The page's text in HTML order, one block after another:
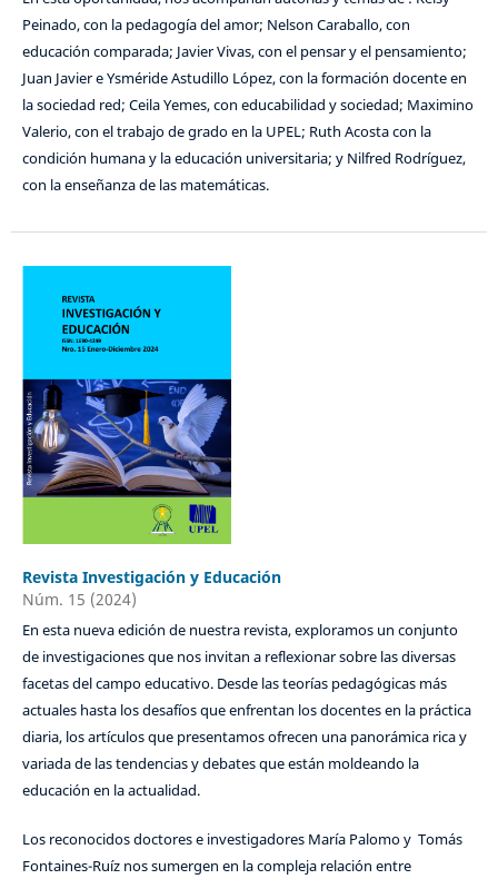
Peinado, con la pedagogía del amor; Nelson Caraballo, con
educación comparada; Javier Vivas, con el pensar y el pensamiento;
Juan Javier e Ysméride Astudillo López, con la formación docente en
la sociedad red; Ceila Yemes, con educabilidad y sociedad; Maximino
Valerio, con el trabajo de grado en la UPEL; Ruth Acosta con la
condición humana y la educación universitaria; y Nilfred Rodríguez,
con la enseñanza de las matemáticas.
Revista Investigación y Educación
Núm. 15 (2024)
En esta nueva edición de nuestra revista, exploramos un conjunto
de investigaciones que nos invitan a reflexionar sobre las diversas
facetas del campo educativo. Desde las teorías pedagógicas más
actuales hasta los desafíos que enfrentan los docentes en la práctica
diaria, los artículos que presentamos ofrecen una panorámica rica y
variada de las tendencias y debates que están moldeando la
educación en la actualidad.
Los reconocidos doctores e investigadores María Palomo y Tomás
Fontaines-Ruíz nos sumergen en la compleja relación entre